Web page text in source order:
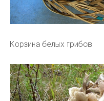
Корзина белых грибов